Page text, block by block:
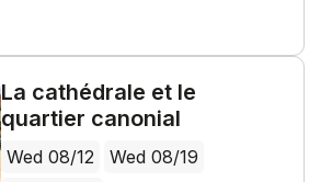
La cathédrale et le
quartier canonial
Wed 08/12
Wed 08/19